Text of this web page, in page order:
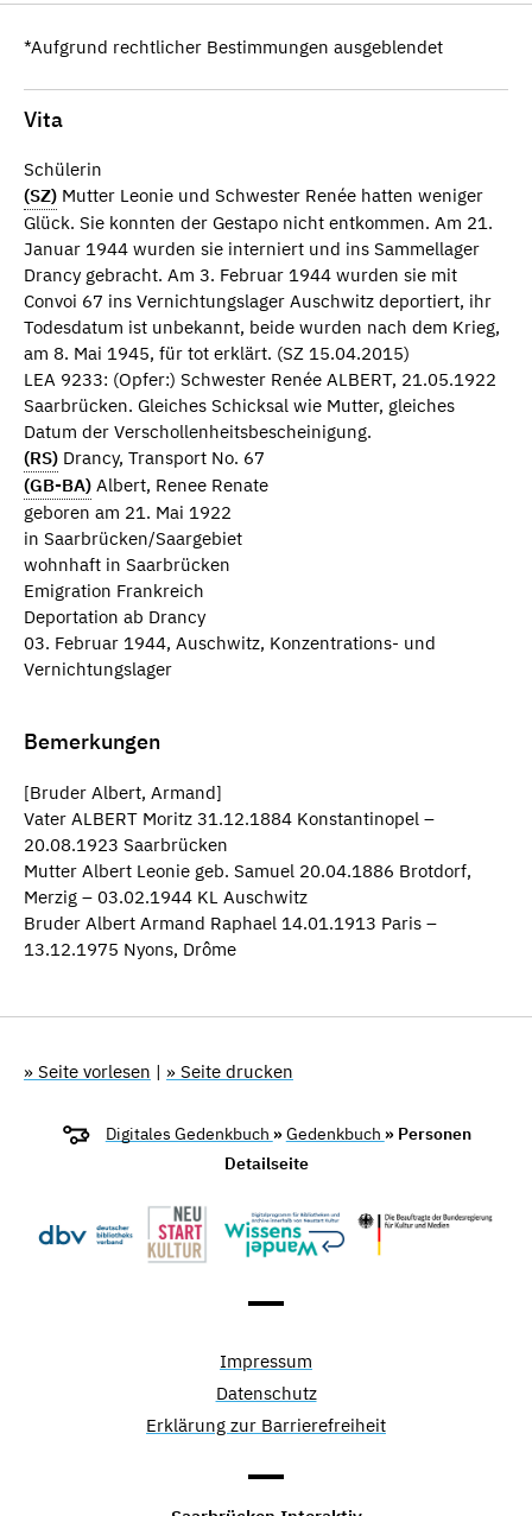
*Aufgrund rechtlicher Bestimmungen ausgeblendet
Vita
Schülerin
(SZ) Mutter Leonie und Schwester Renée hatten weniger
Glück. Sie konnten der Gestapo nicht entkommen. Am 21.
Januar 1944 wurden sie interniert und ins Sammellager
Drancy gebracht. Am 3. Februar 1944 wurden sie mit
Convoi 67 ins Vernichtungslager Auschwitz deportiert, ihr
Todesdatum ist unbekannt, beide wurden nach dem Krieg,
am 8. Mai 1945, für tot erklärt. (SZ 15.04.2015)
LEA 9233: (Opfer:) Schwester Renée ALBERT, 21.05.1922
Saarbrücken. Gleiches Schicksal wie Mutter, gleiches
Datum der Verschollenheitsbescheinigung.
(RS) Drancy, Transport No. 67
(GB-BA) Albert, Renee Renate
geboren am 21. Mai 1922
in Saarbrücken/Saargebiet
wohnhaft in Saarbrücken
Emigration Frankreich
Deportation ab Drancy
03. Februar 1944, Auschwitz, Konzentrations- und
Vernichtungslager
Bemerkungen
[Bruder Albert, Armand]
Vater ALBERT Moritz 31.12.1884 Konstantinopel –
20.08.1923 Saarbrücken
Mutter Albert Leonie geb. Samuel 20.04.1886 Brotdorf,
Merzig – 03.02.1944 KL Auschwitz
Bruder Albert Armand Raphael 14.01.1913 Paris –
13.12.1975 Nyons, Drôme
» Seite vorlesen | » Seite drucken
Digitales Gedenkbuch »Gedenkbuch » Personen
Detailseite
Impressum
Datenschutz
Erklärung zur Barrierefreiheit